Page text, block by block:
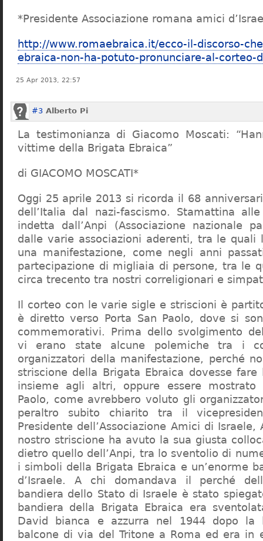
*Presidente Associazione romana amici
http://www.romaebraica.it/ecco-il-discorso-
ebraica-non-ha-potuto-pronunciare-al-corteo-
25 Apr 2013, 22:57
#3 Alberto Pi
La testimonianza di Giacomo Moscati:
vittime della Brigata Ebraica”
di GIACOMO MOSCATI*
Oggi 25 aprile 2013 si ricorda il 68
dell’Italia dal nazi-fascismo. Stamattina
indetta dall’Anpi (Associazione nazionale
dalle varie associazioni aderenti, tra le quali
una manifestazione, come negli anni
partecipazione di migliaia di persone, tra le
circa trecento tra nostri correligionari e
Il corteo con le varie sigle e striscioni è
è diretto verso Porta San Paolo, dove si
commemorativi. Prima dello svolgimento
vi erano state alcune polemiche tra i
organizzatori della manifestazione, perché
striscione della Brigata Ebraica dovesse fare
insieme agli altri, oppure essere mostrato
Paolo, come avrebbero voluto gli
peraltro subito chiarito tra il
Presidente dell’Associazione Amici di Israele,
nostro striscione ha avuto la sua giusta
dietro quello dell’Anpi, tra lo sventolio di
i simboli della Brigata Ebraica e un’enorme
d’Israele. A chi domandava il perché
bandiera dello Stato di Israele è stato
bandiera della Brigata Ebraica era
David bianca e azzurra nel 1944 dopo la
balcone di via del Tritone a Roma ed era in